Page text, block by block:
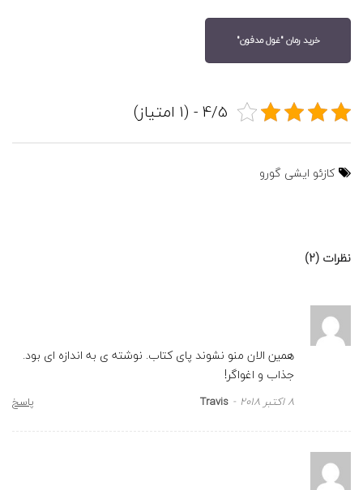
خرید رمان "غول مدفون"
4/5 - (1 امتیاز)
کازئو ایشی گورو
نظرات (2)
همین الان منو نشوند پای کتاب. نوشته ی به اندازه ای بود.
جذاب و اغواگر!
Travis 8 اکتبر 2018 پاسخ